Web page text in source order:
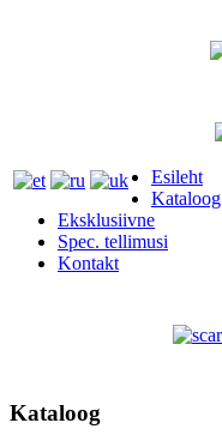
Esileht
Kataloog
Eksklusiivne
Spec. tellimusi
Kontakt
Kataloog